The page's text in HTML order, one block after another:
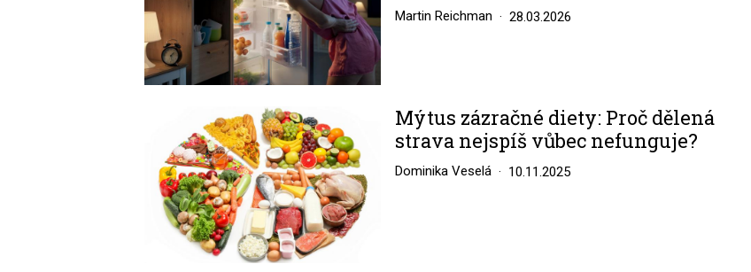
Martin Reichman 28.03.2026
Mýtus zázračné diety: Proč dělená
strava nejspíš vůbec nefunguje?
Dominika Veselá 10.11.2025